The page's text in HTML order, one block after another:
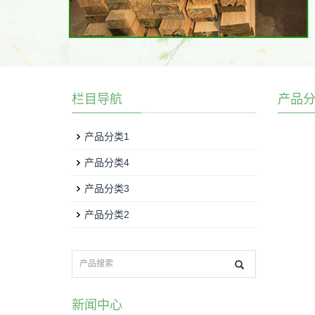
产品
栏目导航
产品分类1
产品分类4
产品分类3
产品分类2
新闻中心